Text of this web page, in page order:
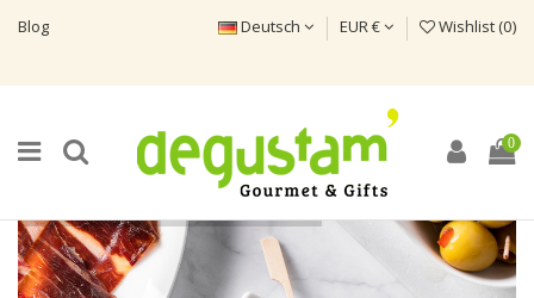
Blog Deutsch EUR € Wishlist (0)
0